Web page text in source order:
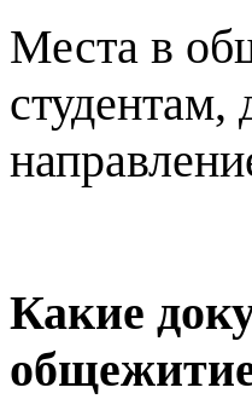
Места в
студентам,
Какие